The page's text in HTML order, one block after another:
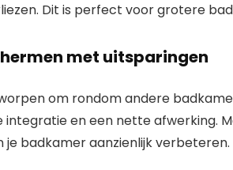
Dit is perfect voor grotere
met uitsparingen
om rondom andere
integratie en een nette afwerking.
je badkamer aanzienlijk verbeteren.